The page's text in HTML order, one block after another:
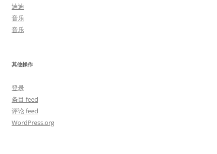
迪迪
音乐
音乐
其他操作
登录
条目 feed
评论 feed
WordPress.org